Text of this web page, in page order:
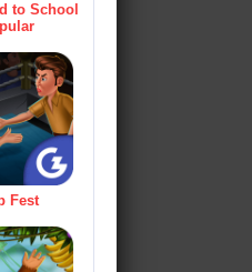
to School
Fest